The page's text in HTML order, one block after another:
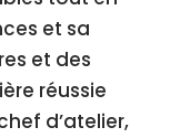
et sa
et des
réussie
d’atelier,